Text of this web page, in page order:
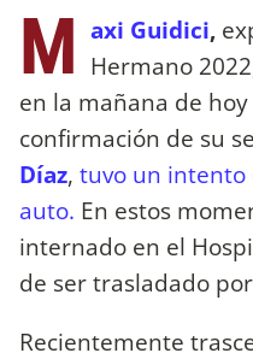
M axi Guidici,
Hermano
en la mañana de
confirmación de su
Díaz, tuvo un intento
auto. En estos
internado en el
de ser trasladado por
Recientemente